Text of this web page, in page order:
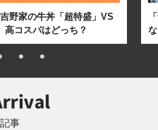
吉野家の牛丼「超特盛」VS
高コスパはどっち？
事